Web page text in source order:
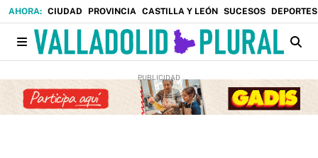
CIUDAD PROVINCIA CASTILLA Y LEÓN SUCESOS DEPORTES